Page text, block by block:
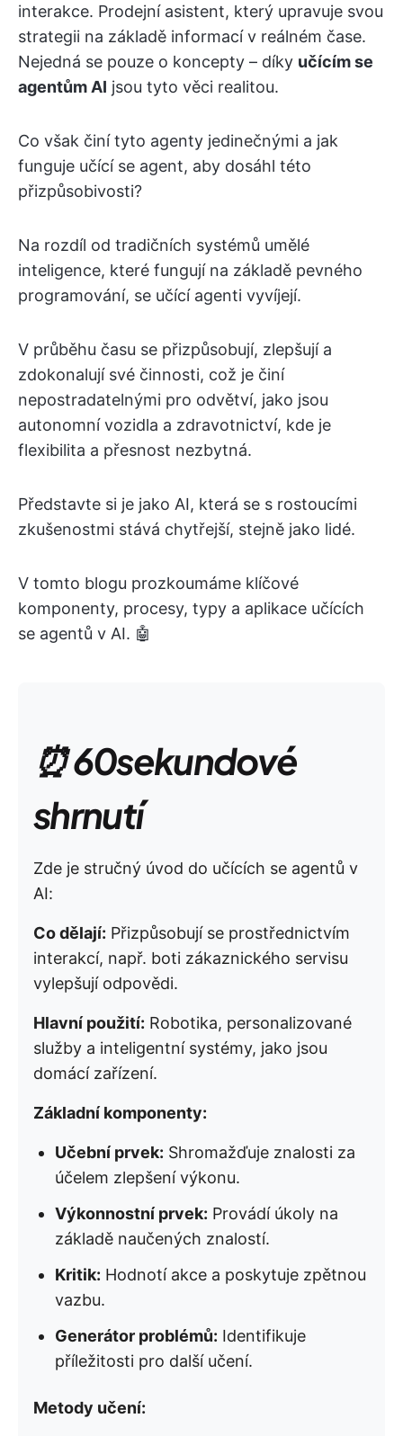
interakce. Prodejní asistent, který upravuje svou
strategii na základě informací v reálném čase.
Nejedná se pouze o koncepty – díky učícím se
agentům AI jsou tyto věci realitou.
Co však činí tyto agenty jedinečnými a jak
funguje učící se agent, aby dosáhl této
přizpůsobivosti?
Na rozdíl od tradičních systémů umělé
inteligence, které fungují na základě pevného
programování, se učící agenti vyvíjejí.
V průběhu času se přizpůsobují, zlepšují a
zdokonalují své činnosti, což je činí
nepostradatelnými pro odvětví, jako jsou
autonomní vozidla a zdravotnictví, kde je
flexibilita a přesnost nezbytná.
Představte si je jako AI, která se s rostoucími
zkušenostmi stává chytřejší, stejně jako lidé.
V tomto blogu prozkoumáme klíčové
komponenty, procesy, typy a aplikace učících
se agentů v AI. 🤖
⏰ 60sekundové
shrnutí
Zde je stručný úvod do učících se agentů v
AI:
Co dělají: Přizpůsobují se prostřednictvím
interakcí, např. boti zákaznického servisu
vylepšují odpovědi.
Hlavní použití: Robotika, personalizované
služby a inteligentní systémy, jako jsou
domácí zařízení.
Základní komponenty:
Učební prvek: Shromažďuje znalosti za
účelem zlepšení výkonu.
Výkonnostní prvek: Provádí úkoly na
základě naučených znalostí.
Kritik: Hodnotí akce a poskytuje zpětnou
vazbu.
Generátor problémů: Identifikuje
příležitosti pro další učení.
Metody učení: